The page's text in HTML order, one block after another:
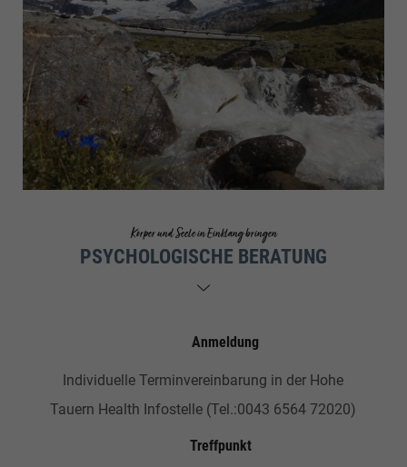
Körper und Seele in Einklang bringen
PSYCHOLOGISCHE BERATUNG
Anmeldung
Individuelle Terminvereinbarung in der Hohe
Tauern Health Infostelle (Tel.:0043 6564 72020)
Treffpunkt